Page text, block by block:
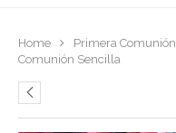
Home Primera Comunión
Comunión Sencilla